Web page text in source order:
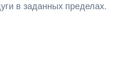
в заданных пределах.